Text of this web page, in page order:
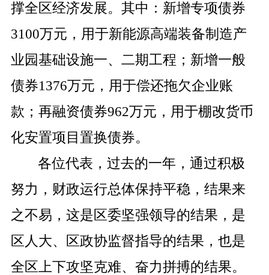
撑全区经济发展。其中：新增专项债券
3100万元，用于新能源高端装备制造产
业园基础设施一、二期工程；新增一般
债券1376万元，用于偿还拖欠企业账
款；再融资债券962万元，用于棚改货币
化安置项目置换债券。
各位代表，过去的一年，通过积极
努力，财政运行总体保持平稳，结果来
之不易，这是区委坚强领导的结果，是
区人大、区政协监督指导的结果，也是
全区上下攻坚克难、奋力拼搏的结果。